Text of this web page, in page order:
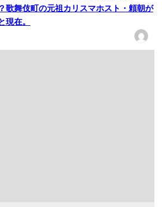
歌舞伎町の元祖カリスマホスト・頼朝が
現在。